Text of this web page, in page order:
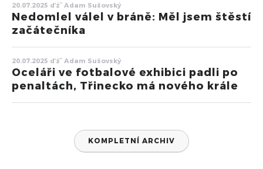
20.07.2025 ďż˝ Adam Sušovský
Nedomlel válel v bráně: Měl jsem štěstí
začátečníka
20.07.2025 ďż˝ Adam Sušovský
Oceláři ve fotbalové exhibici padli po
penaltách, Třinecko má nového krále
KOMPLETNÍ ARCHIV